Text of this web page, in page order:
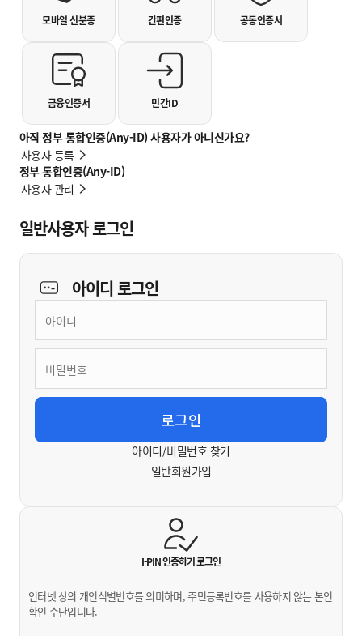
아직 정부 통합인증(Any-ID) 사용자가 아니신가요?
사용자 등록
정부 통합인증(Any-ID)
사용자 관리
모바일 신분증 간편인증 공동인증서
금융인증서 민간ID
일반사용자 로그인
아이디로그인
아이디/비밀번호 찾기
일반회원가입
I-PIN 인증하기로그인
인터넷 상의 개인식별번호를 의미하며, 주민등록번호를 사용하지 않는 본인
확인 수단입니다.